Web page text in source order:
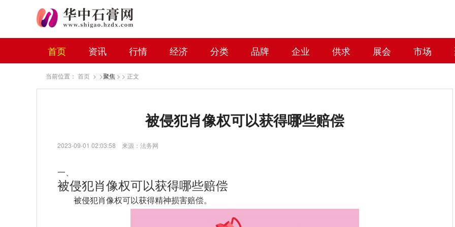
首页 资讯 行情 经济 分类 品牌 企业 供求 展会 市场
当前位置： 首页 > >聚焦 > > 正文
被侵犯肖像权可以获得哪些赔偿
2023-09-01 02:03:58 来源：法务网
一、
被侵犯肖像权可以获得哪些赔偿
被侵犯肖像权可以获得精神损害赔偿。